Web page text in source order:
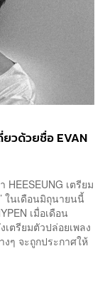
ยวด้วยชื่อ EVAN
HEESEUNG เตรียม
ในเดือนมิถุนายนนี้
เมื่อเดือน
ตรียมตัวปล่อยเพลง
ๆ จะถูกประกาศให้